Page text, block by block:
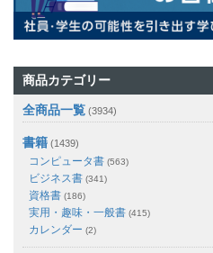
商品カテゴリー
全商品一覧 (3934)
書籍 (1439)
コンピュータ書 (563)
ビジネス書 (341)
資格書 (186)
実用・趣味・一般書 (415)
カレンダー (2)